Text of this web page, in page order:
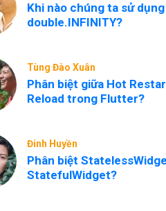
Khi nào chúng ta sử dụng
double.INFINITY?
Tùng Đào Xuân
Phân biệt giữa Hot
Reload trong Flutter?
Đinh Huyền
Phân biệt
StatefulWidget?